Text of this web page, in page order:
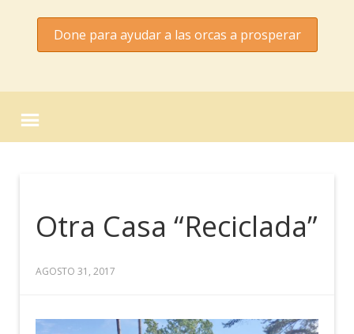
Done para ayudar a las orcas a prosperar
Otra Casa “Reciclada”
AGOSTO 31, 2017